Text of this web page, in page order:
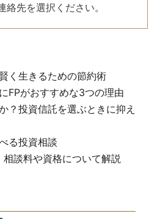
先を選択ください。
く生きるための節約術
FPがおすすめな3つの理由
？投資信託を選ぶときに抑え
る投資相談
相談料や資格について解説